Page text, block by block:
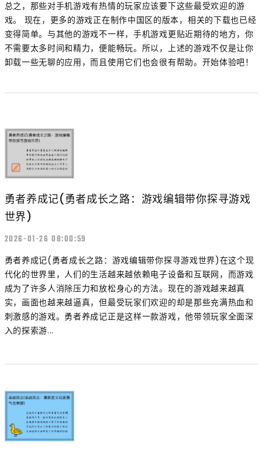
总之，那些对手机游戏有热情的玩家应该要下这些最受欢迎的游
戏。 现在，更多的游戏正在制作中国区的版本，相关的下载也已经
变得简单。与其他的游戏不一样，手机游戏更贴近期待的地方，你
不需要太多时间和精力，便能畅玩。所以，上述的游戏不仅是让你
卸载一些无聊的应用，而且使用它们也会很有帮助。开始体验吧！
勇者养成记(勇者成长之路：游戏编辑带你探寻游戏
世界)
2026-01-26 08:00:59
勇者养成记(勇者成长之路：游戏编辑带你探寻游戏世界)在这个现
代化的世界里，人们的生活越来越依赖电子设备和互联网，而游戏
成为了许多人消除压力和放松身心的方法。现在的游戏越来越真
实，画面也越来越逼真，但最受玩家们欢迎的却是那些充满热血和
刺激感的游戏。勇者养成记正是这样一款游戏，他带领玩家全面深
入的探索游...